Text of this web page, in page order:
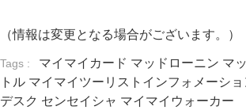
（情報は変更となる場合がございます。）
Tags : マイマイカード マッドローニン マ
トル マイマイツーリストインフォメーショ
デスク センセイシャ マイマイウォーカー